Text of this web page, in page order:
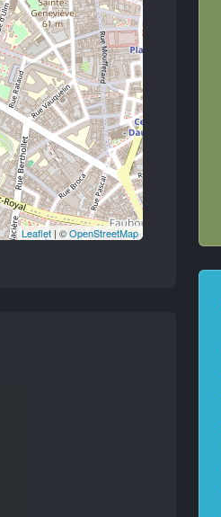
Leaflet | ©OpenStreetMap